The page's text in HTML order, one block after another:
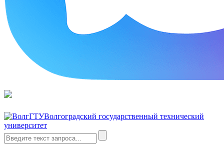
Волгоградский государственный технический
университет